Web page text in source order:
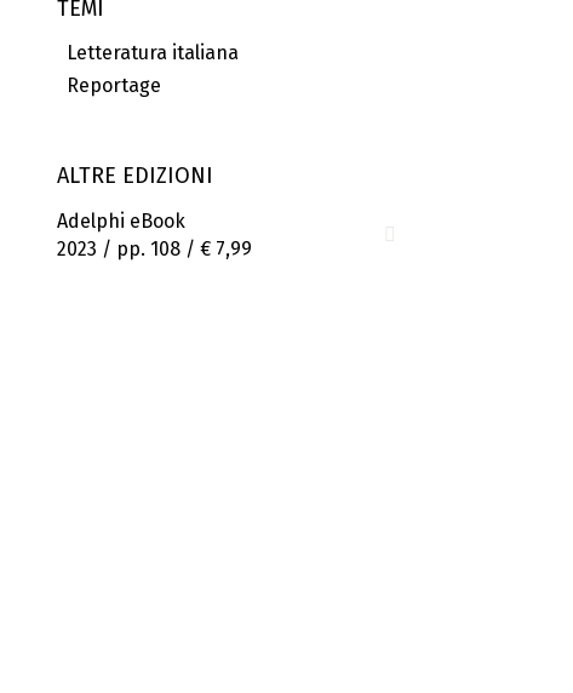
TEMI
Letteratura italiana
Reportage
ALTRE EDIZIONI
Adelphi eBook
2023 / pp. 108 / € 7,99